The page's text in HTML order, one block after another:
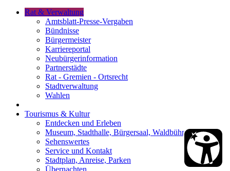
Rat & Verwaltung
Amtsblatt-Presse-Vergaben
Bündnisse
Bürgermeister
Karriereportal
Neubürgerinformation
Partnerstädte
Rat - Gremien - Ortsrecht
Stadtverwaltung
Wahlen
Tourismus & Kultur
Entdecken und Erleben
Museum, Stadthalle, Bürgersaal, Waldbühne
Sehenswertes
Service und Kontakt
Stadtplan, Anreise, Parken
Übernachten